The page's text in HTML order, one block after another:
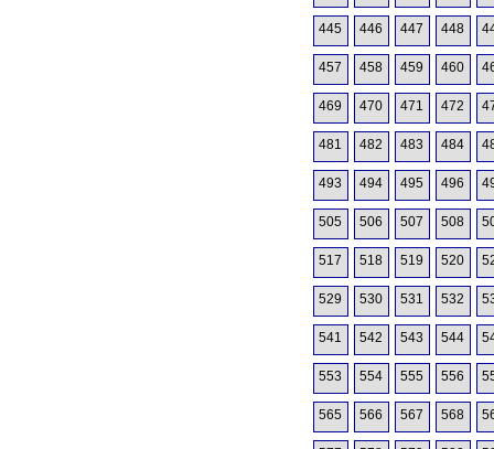
445 446 447 448
457 458 459 460
469 470 471 472
481 482 483 484
493 494 495 496
505 506 507 508
517 518 519 520
529 530 531 532
541 542 543 544
553 554 555 556
565 566 567 568